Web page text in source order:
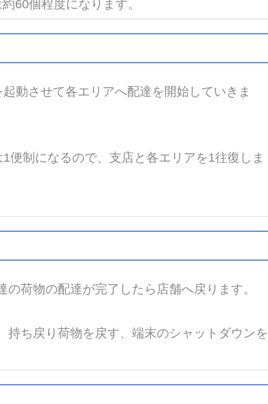
60個程度になります。
動させて各エリアへ配達を開始していきま
便制になるので、支店と各エリアを1往復しま
の荷物の配達が完了したら店舗へ戻ります。
持ち戻り荷物を戻す、端末のシャットダウンを